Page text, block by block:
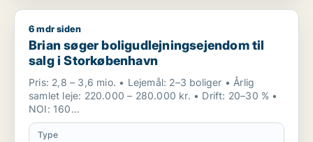
Brian søger boligudlejningsejendom til salg i Storkøbenhavn
6 mdr siden
Brian søger boligudlejningsejendom til
salg i Storkøbenhavn
Pris: 2,8 – 3,6 mio. • Lejemål: 2–3 boliger • Årlig
samlet leje: 220.000 – 280.000 kr. • Drift: 20–30 % •
NOI: 160...
Type